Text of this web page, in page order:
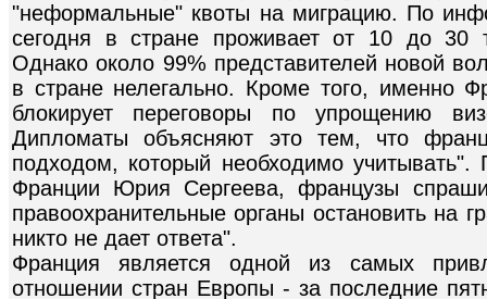
"неформальные" квоты на миграцию. По
сегодня в стране проживает от 10 до 30
Однако около 99% представителей новой
в стране нелегально. Кроме того, именно
блокирует переговоры по упрощению
Дипломаты объясняют это тем, что
подходом, который необходимо
Франции Юрия Сергеева, французы
правоохранительные органы остановить на
никто не дает ответа".
Франция является одной из самых
отношении стран Европы - за последние